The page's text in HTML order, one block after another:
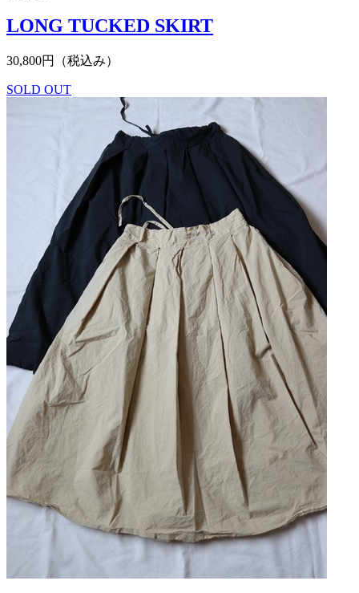
LONG TUCKED SKIRT
30,800円（税込み）
SOLD OUT